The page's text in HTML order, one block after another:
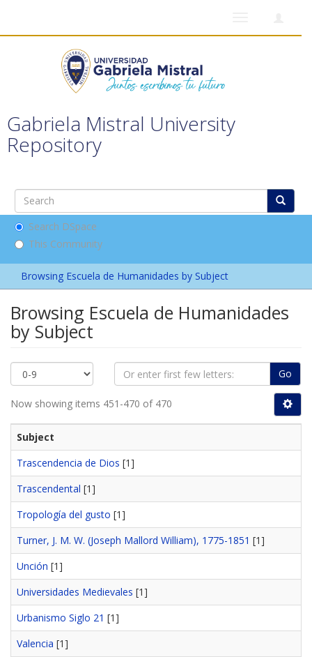
Gabriela Mistral University
Repository
Search DSpace
This Community
Browsing Escuela de Humanidades by Subject
Browsing Escuela de Humanidades
by Subject
Go
Now showing items 451-470 of 470
Subject
Trascendencia de Dios [1]
Trascendental [1]
Tropología del gusto [1]
Turner, J. M. W. (Joseph Mallord William), 1775-1851 [1]
Unción [1]
Universidades Medievales [1]
Urbanismo Siglo 21 [1]
Valencia [1]